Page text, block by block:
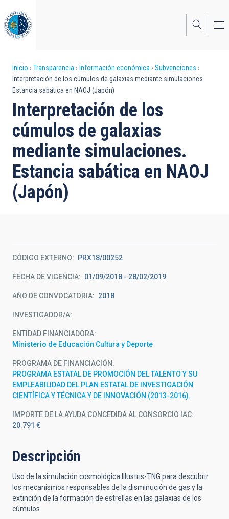
al
contenido
principal
Sobrescribir
enlaces
de
ayuda
a
la
navegación
Inicio Transparencia Información económica
Subvenciones
Interpretación de los cúmulos de galaxias mediante simulaciones.
Estancia sabática en NAOJ (Japón)
Interpretación de los
cúmulos de galaxias
mediante simulaciones.
Estancia sabática en NAOJ
(Japón)
CÓDIGO EXTERNO PRX18/00252
FECHA DE VIGENCIA 01/09/2018 - 28/02/2019
AÑO DE CONVOCATORIA 2018
INVESTIGADOR/A
ENTIDAD FINANCIADORA
Ministerio de Educación Cultura y Deporte
PROGRAMA DE FINANCIACIÓN
PROGRAMA ESTATAL DE PROMOCIÓN DEL TALENTO Y SU
EMPLEABILIDAD DEL PLAN ESTATAL DE INVESTIGACIÓN
CIENTÍFICA Y TÉCNICA Y DE INNOVACIÓN (2013-2016).
IMPORTE DE LA AYUDA CONCEDIDA AL CONSORCIO IAC
20.791 €
Descripción
Uso de la simulación cosmológica Illustris-TNG para descubrir
los mecanismos responsables de la disminución de gas y la
extinción de la formación de estrellas en las galaxias de los
cúmulos.